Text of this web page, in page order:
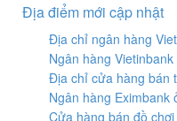
Địa điểm mới cập nhật
Địa chỉ ngân hàng
Ngân hàng
Địa chỉ cửa hàng bán
Ngân hàng Eximbank
Cửa hàng bán đồ